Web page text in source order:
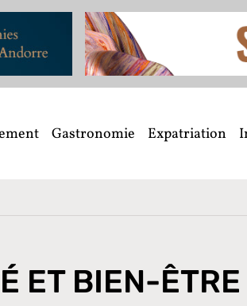
Gastronomie Expatriation
ET BIEN-ÊTRE